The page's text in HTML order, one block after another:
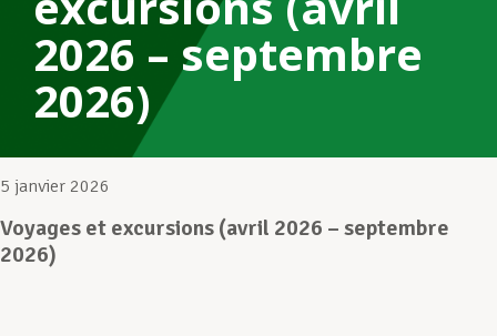
Structures syndicales
Assistance au Travail
2026 – septembre
2026)
5 janvier 2026
Voyages et excursions (avril 2026 – septembre
2026)